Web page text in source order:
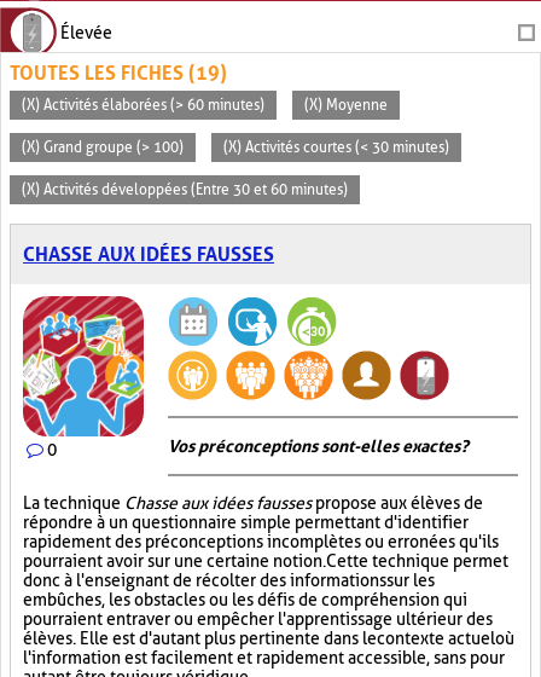
Élevée
TOUTES LES FICHES (19)
(X) Activités élaborées (> 60 minutes) (X) Moyenne
(X) Grand groupe (> 100) (X) Activités courtes (< 30 minutes)
(X) Activités développées (Entre 30 et 60 minutes)
CHASSE AUX IDÉES FAUSSES
0 Vos préconceptions sont-elles exactes ?
La technique Chasse aux idées faussespropose aux élèves de
répondre à un questionnaire simple permettant d'identifier
rapidement des préconceptions incomplètes ou erronées qu'ils
pourraient avoir sur une certaine notion. Cette technique permet
donc à l'enseignant de récolter des informations sur les
embûches, les obstacles ou les défis de compréhension qui
pourraient entraver ou empêcher l'apprentissage ultérieur des
élèves. Elle est d'autant plus pertinente dans le contexte actuel où
l'information est facilement et rapidement accessible, sans pour